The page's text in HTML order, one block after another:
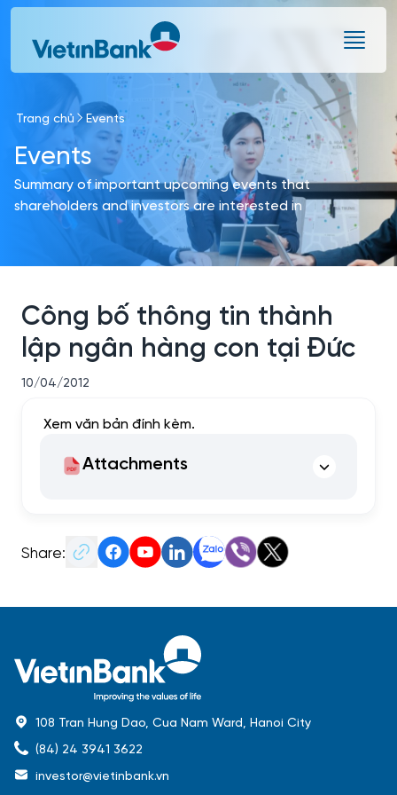
Skip to Main Content
Trang chủ Events
Events
Summary of important upcoming events that
shareholders and investors are interested in
Công bố thông tin thành
lập ngân hàng con tại Đức
10/04/2012
Xem văn bản đính kèm.
Attachments
Share:
108 Tran Hung Dao, Cua Nam Ward, Hanoi City
(84) 24 3941 3622
investor@vietinbank.vn